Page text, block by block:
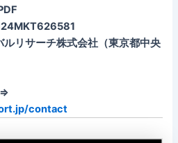
リサーチ株式会社（東京都中央
⇒
contact